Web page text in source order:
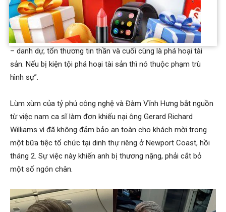
Ngoài ra, Dũng Taylor cũng tiết lộ những điều luật ở Mỹ: “Theo
luật pháp Mỹ cho phép và nếu ông Gerard muốn ôm hận thì
ông ấy có thể kiện đền bù tiề.n luật phí của ông, đền bù uy tín
– danh dự, tổn thương tin thần và cuối cùng là phá hoại tài
sản. Nếu bị kiện tội phá hoại tài sản thì nó thuộc phạm trù
hình sự”.
Lùm xùm của tỷ phú công nghệ và Đàm Vĩnh Hưng bắt nguồn
từ việc nam ca sĩ làm đơn khiếu nại ông Gerard Richard
Williams vì đã không đảm bảo an toàn cho khách mời trong
một bữa tiệc tổ chức tại dinh thự riêng ở Newport Coast, hồi
tháng 2. Sự việc này khiến anh bị thương nặng, phải cắt bỏ
một số ngón chân.